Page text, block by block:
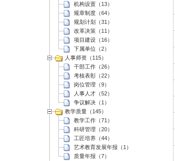
机构设置（13）
规章制度（64）
规划计划（31）
改革决策（11）
项目建设（16）
下属单位（2）
人事师资（115）
干部工作（26）
考核表彰（22）
岗位管理（9）
人事人才（52）
争议解决（1）
教学质量（145）
教学工作（71）
科研管理（20）
工匠培养（44）
艺术教育发展年报（1）
质量年报（7）